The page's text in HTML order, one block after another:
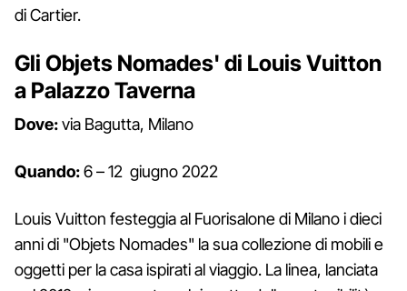
di Cartier.
Gli Objets Nomades' di Louis Vuitton
a Palazzo Taverna
Dove:via Bagutta, Milano
Quando:6 – 12 giugno 2022
Louis Vuitton festeggia al Fuorisalone di Milano i dieci
anni di "Objets Nomades" la sua collezione di mobili e
oggetti per la casa ispirati al viaggio. La linea, lanciata